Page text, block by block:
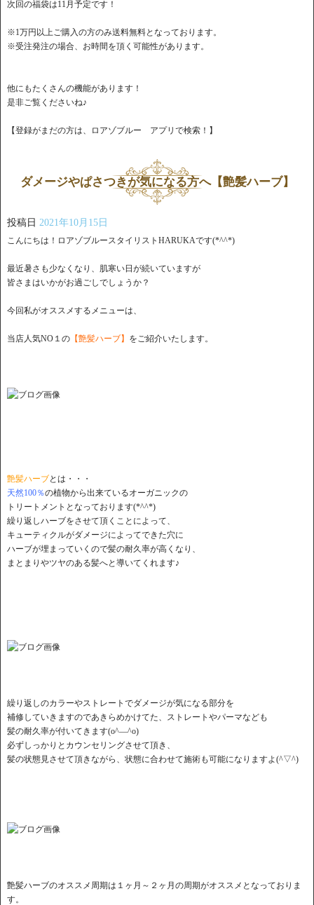
次回の福袋は11月予定です！
※1万円以上ご購入の方のみ送料無料となっております。
※受注発注の場合、お時間を頂く可能性があります。
他にもたくさんの機能があります！
是非ご覧くださいね♪
【登録がまだの方は、ロアゾブルー アプリで検索！】
ダメージやぱさつきが気になる方へ【艶髪ハーブ】
投稿日 2021年10月15日
こんにちは！ロアゾブルースタイリストHARUKAです(*^^*)
最近暑さも少なくなり、肌寒い日が続いていますが
皆さまはいかがお過ごしでしょうか？
今回私がオススメするメニューは、
当店人気NO１の 【艶髪ハーブ】 をご紹介いたします。
艶髪ハーブとは・・・
天然100％の植物から出来ているオーガニックの
トリートメントとなっております(*^^*)
繰り返しハーブをさせて頂くことによって、
キューティクルがダメージによってできた穴に
ハーブが埋まっていくので髪の耐久率が高くなり、
まとまりやツヤのある髪へと導いてくれます♪
繰り返しのカラーやストレートでダメージが気になる部分を
補修していきますのであきらめかけてた、ストレートやパーマなども
髪の耐久率が付いてきます(o^―^o)
必ずしっかりとカウンセリングさせて頂き、
髪の状態見させて頂きながら、状態に合わせて施術も可能になりますよ(^▽^)
艶髪ハーブのオススメ周期は１ヶ月～２ヶ月の周期がオススメとなっておりま
す。